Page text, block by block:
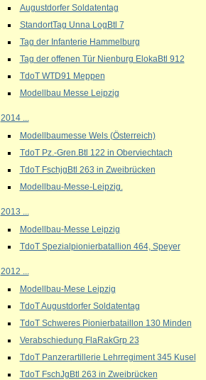
Augustdorfer Soldatentag
StandortTag Unna LogBtl 7
Tag der Infanterie Hammelburg
Tag der offenen Tür Nienburg ElokaBtl 912
TdoT WTD91 Meppen
Modellbau Messe Leipzig
2014 ...
Modellbaumesse Wels (Österreich)
TdoT Pz.-Gren.Btl 122 in Oberviechtach
TdoT FschjgBtl 263 in Zweibrücken
Modellbau-Messe-Leipzig.
2013 ...
Modellbau-Messe Leipzig
TdoT Spezialpionierbatallion 464, Speyer
2012 ...
Modellbau-Mese Leipzig
TdoT Augustdorfer Soldatentag
TdoT Schweres Pionierbataillon 130 Minden
Verabschiedung FlaRakGrp 23
TdoT Panzerartillerie Lehrregiment 345 Kusel
TdoT FschJgBtl 263 in Zweibrücken